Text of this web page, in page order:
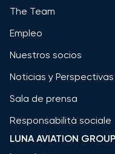
The Team
Empleo
Nuestros socios
Noticias y Perspectivas
Sala de prensa
Responsabilità sociale
LUNA AVIATION GROUP